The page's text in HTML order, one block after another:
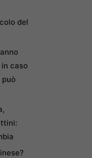
del
caso